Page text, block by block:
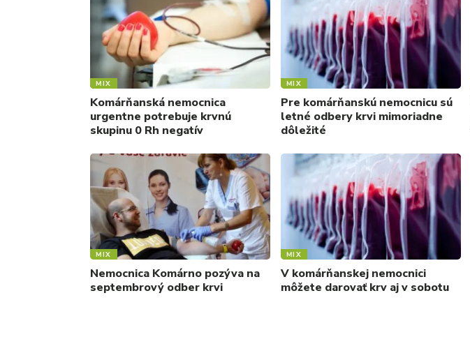
MIX
Komárňanská nemocnica
urgentne potrebuje krvnú
skupinu 0 Rh negatív
MIX
Pre komárňanskú nemocnicu sú
letné odbery krvi mimoriadne
dôležité
MIX
Nemocnica Komárno pozýva na
septembrový odber krvi
MIX
V komárňanskej nemocnici
môžete darovať krv aj v sobotu